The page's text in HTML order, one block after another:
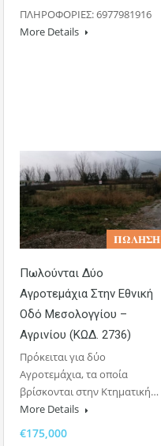
ΠΛΗΡΟΦΟΡΙΕΣ: 6977981916
More Details
𝚷𝛀𝚲𝚮𝚺𝚮
Πωλούνται Δύο
Αγροτεμάχια Στην Εθνική
Οδό Μεσολογγίου –
Αγρινίου (ΚΩΔ. 2736)
Πρόκειται για δύο
Αγροτεμάχια, τα οποία
βρίσκονται στην Κτηματική…
More Details
€175,000